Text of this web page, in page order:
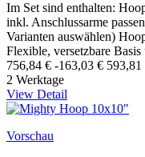
Im Set sind enthalten:
inkl. Anschlussarme
Varianten auswählen)
Flexible, versetzbare
756,84 € -163,03 € 593,81
2 Werktage
View Detail
Vorschau